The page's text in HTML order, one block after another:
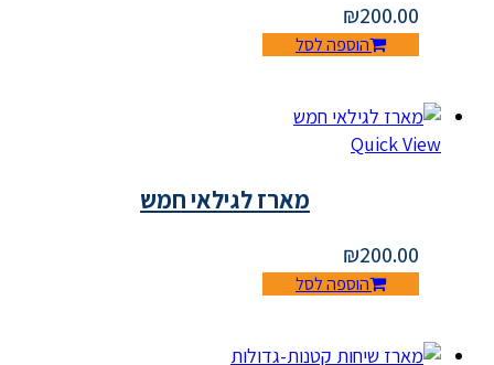
₪200.00
הוספה לסל
Quick View
מארז לגילאי חמש
₪200.00
הוספה לסל